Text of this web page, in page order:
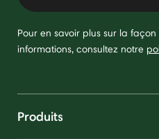
Pour en savoir plus sur la
informations, consultez notre
Produits